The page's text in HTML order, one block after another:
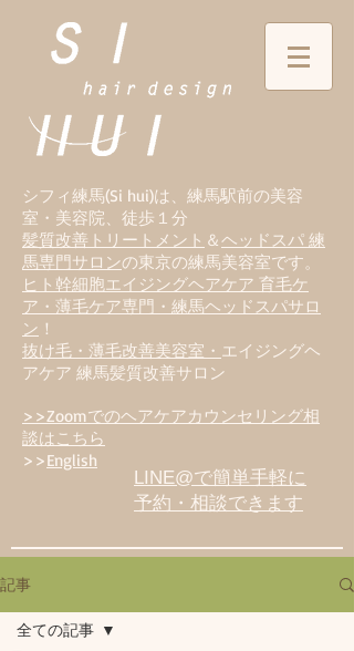
シフィ練馬(Si hui)は、 練馬駅前の美容
室・美容院、徒歩１分
髪質改善トリートメント ＆ヘッドスパ 練
馬専門サロンの東京の練馬美容室です。
ヒト幹細胞エイジングヘアケア 育毛ケ
ア・薄毛ケア専門・練馬ヘッドスパサロ
ン ！
抜け毛・薄毛改善美容室・ エイジングヘ
アケア 練馬髪質改善サロン
>>Zoomでのヘアケアカウンセリング相
談はこちら
>>English
LINE@で簡単手軽に
予約・相談できます
記事
全ての記事